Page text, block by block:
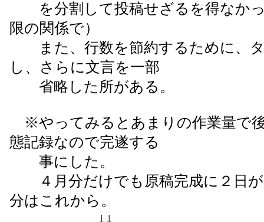
を分割して投稿せざるを得なかっ
限の関係で）
また、行数を節約するために、タ
し、さらに文言を一部
省略した所がある。
※やってみるとあまりの作業量で
態記録なので完遂する
事にした。
４月分だけでも原稿完成に２日が
分はこれから。
↓↓